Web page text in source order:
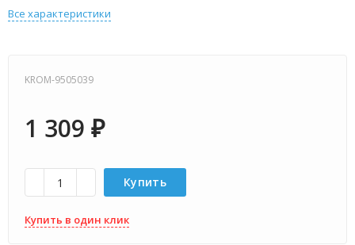
Все характеристики
KROM-9505039
1 309 ₽
Купить
Купить в один клик